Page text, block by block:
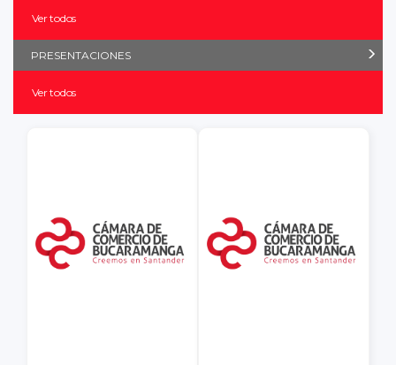
Ver todos
PRESENTACIONES
Ver todos